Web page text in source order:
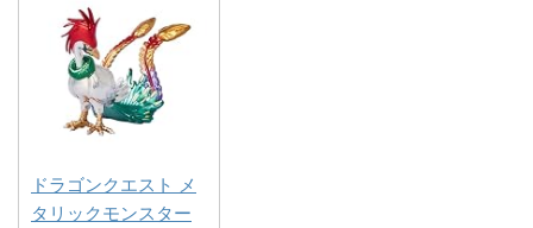
ドラゴンクエスト メ
タリックモンスター